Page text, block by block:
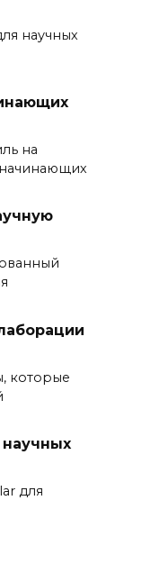
научных
на
которые
для